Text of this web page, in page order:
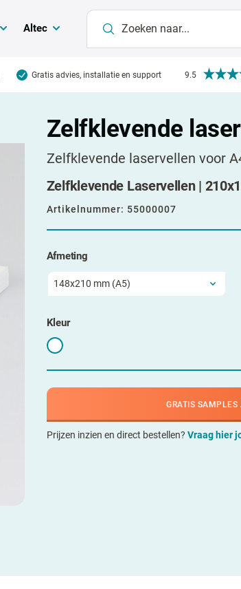
Altec
Gratis advies, installatie en support 9.5
Zelfklevende
Zelfklevende laservellen voor
Zelfklevende Laservellen |
Artikelnummer: 55000007
Afmeting
Kleur
GRATIS SAMPLES
Prijzen inzien en direct bestellen? Vraag hier